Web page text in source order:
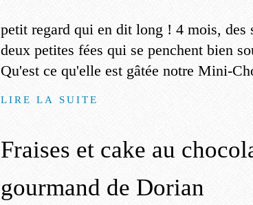
petit regard qui en dit long ! 4 mois, des
deux petites fées qui se penchent bien
Qu'est ce qu'elle est gâtée notre Mini-
LIRE LA SUITE
Fraises et cake au
gourmand de Dorian